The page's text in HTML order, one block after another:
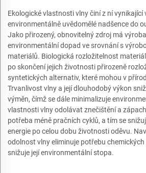
Ekologické vlastnosti vlny činí z ní vynikající
environmentálně uvědomělé nadšence do
Jako přirozený, obnovitelný zdroj má
environmentální dopad ve srovnání s
materiálů. Biologická rozložitelnost
po skončení jejich životnosti přirozeně
syntetických alternativ, které mohou v
Trvanlivost vlny a její dlouhodobý výkon
výměn, čímž se dále minimalizuje
vlastnosti vlny odolávat znečištění a
potřeba méně pračních cyklů, a tím se
energie po celou dobu životnosti oděvu.
odolnost vlny eliminuje potřebu chemických
snižuje její environmentální stopa.